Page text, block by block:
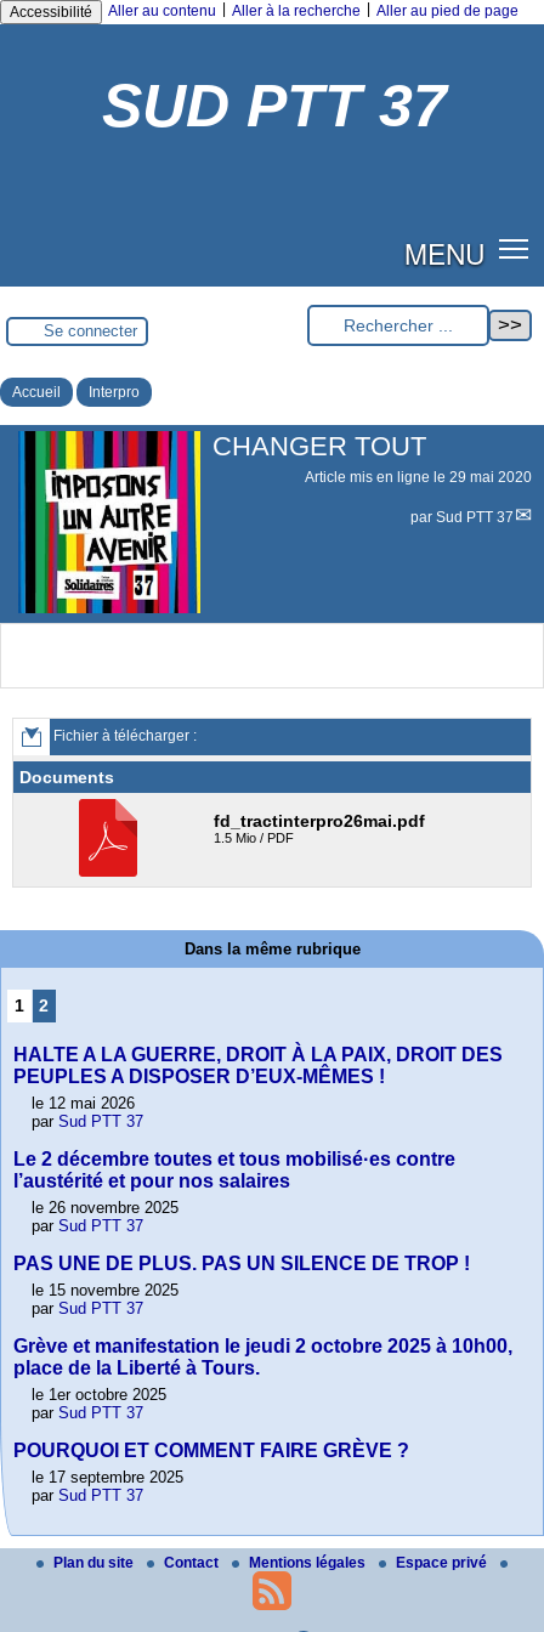
Accessibilité Aller au contenu Aller à la recherche Aller au pied de page
SUD PTT 37
MENU
Se connecter
Accueil Interpro
CHANGER TOUT
Article mis en ligne le 29 mai 2020
par Sud PTT 37
Fichier à télécharger :
Documents
fd_tractinterpro26mai.pdf
1.5 Mio / PDF
Dans la même rubrique
1 2
HALTE A LA GUERRE, DROIT À LA PAIX, DROIT DES
PEUPLES A DISPOSER D’EUX-MÊMES !
le 12 mai 2026
par Sud PTT 37
Le 2 décembre toutes et tous mobilisé·es contre
l’austérité et pour nos salaires
le 26 novembre 2025
par Sud PTT 37
PAS UNE DE PLUS. PAS UN SILENCE DE TROP !
le 15 novembre 2025
par Sud PTT 37
Grève et manifestation le jeudi 2 octobre 2025 à 10h00,
place de la Liberté à Tours.
le 1er octobre 2025
par Sud PTT 37
POURQUOI ET COMMENT FAIRE GRÈVE ?
le 17 septembre 2025
par Sud PTT 37
Plan du site Contact Mentions légales Espace privé